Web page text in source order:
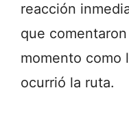
reacción
que
momento como
ocurrió la ruta.